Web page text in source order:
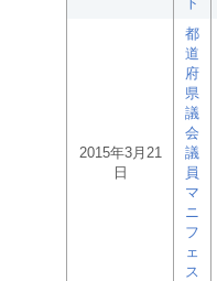
2015年3月21
日
都
道
府
県
議
会
議
員
マ
ニ
フ
ェ
ス